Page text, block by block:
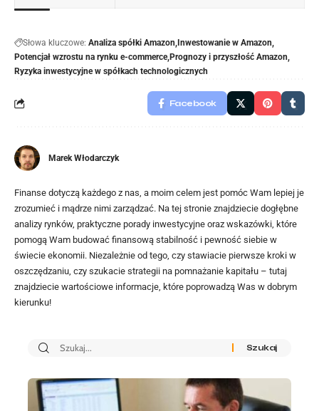
Słowa kluczowe: Analiza spółki Amazon Inwestowanie w Amazon
Potencjał wzrostu na rynku e-commerce Prognozy i przyszłość Amazon
Ryzyka inwestycyjne w spółkach technologicznych
Facebook
Marek Włodarczyk
Finanse dotyczą każdego z nas, a moim celem jest pomóc Wam lepiej je
zrozumieć i mądrze nimi zarządzać. Na tej stronie znajdziecie dogłębne
analizy rynków, praktyczne porady inwestycyjne oraz wskazówki, które
pomogą Wam budować finansową stabilność i pewność siebie w
świecie ekonomii. Niezależnie od tego, czy stawiacie pierwsze kroki w
oszczędzaniu, czy szukacie strategii na pomnażanie kapitału – tutaj
znajdziecie wartościowe informacje, które poprowadzą Was w dobrym
kierunku!